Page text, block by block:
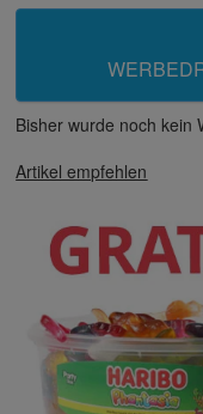
Bisher wurde noch kein
Artikel empfehlen